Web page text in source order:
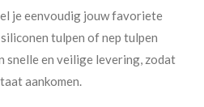
je eenvoudig jouw favoriete
tulpen of nep tulpen
snelle en veilige levering, zodat
aankomen.